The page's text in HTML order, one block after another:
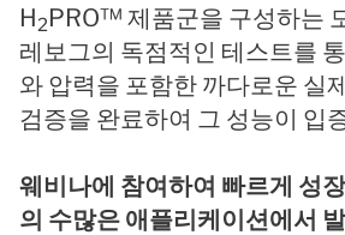
H2PRO™ 제품군을 구성하는
레보그의 독점적인 테스트를
와 압력을 포함한 까다로운 실
검증을 완료하여 그 성능이 입
웨비나에 참여하여 빠르게 성
의 수많은 애플리케이션에서